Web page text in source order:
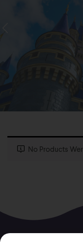
No Products